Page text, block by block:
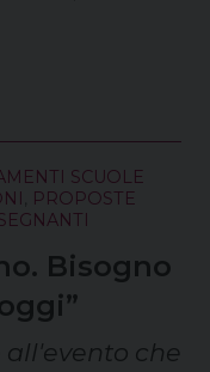
SCUOLE
PROPOSTE
Bisogno
che